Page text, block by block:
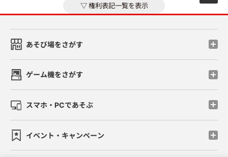
権利表記一覧を表示
あそび場をさがす
ゲーム機をさがす
スマホ・PCであそぶ
イベント・キャンペーン